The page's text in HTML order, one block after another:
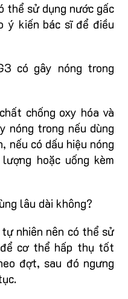
sử dụng nước gấc
ý kiến bác sĩ để điều
có gây nóng trong
chống oxy hóa và
nóng trong nếu dùng
nếu có dấu hiệu nóng
hoặc uống kèm
lâu dài không?
nhiên nên có thể sử
cơ thể hấp thụ tốt
đợt, sau đó ngưng